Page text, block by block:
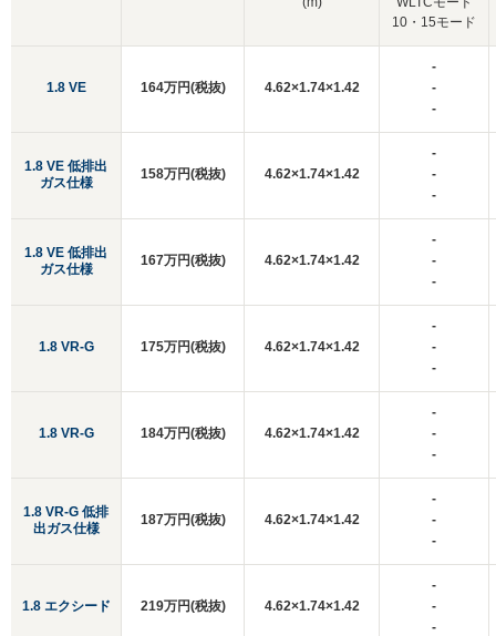
1.8 VE
1.8 VE 低排出
ガス仕様
1.8 VE 低排出
ガス仕様
1.8 VR-G
1.8 VR-G
1.8 VR-G 低排
出ガス仕様
1.8 エクシード
10・15モード
164万円(税抜) 4.62×1.74×1.42
-
-
-
158万円(税抜) 4.62×1.74×1.42
-
-
-
167万円(税抜) 4.62×1.74×1.42
-
-
-
175万円(税抜) 4.62×1.74×1.42
-
-
-
184万円(税抜) 4.62×1.74×1.42
-
-
-
187万円(税抜) 4.62×1.74×1.42
-
-
-
219万円(税抜) 4.62×1.74×1.42
-
-
-